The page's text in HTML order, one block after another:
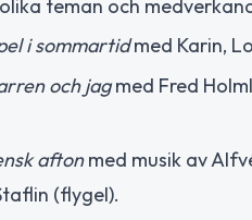
teman och
i sommartidmed Karin,
och jagmed Fred
aftonmed musik av
(flygel).